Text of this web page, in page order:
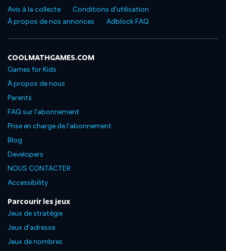
Avis à la collecte
Conditions d'utilisation
À propos de nos annonces
Adblock FAQ
COOLMATHGAMES.COM
Games for Kids
À propos de nous
Parents
FAQ sur l'abonnement
Prise en charge de l'abonnement
Blog
Developers
NOUS CONTACTER
Accessibility
Parcourir les jeux
Jeux de stratégie
Jeux d'adresse
Jeux de nombres